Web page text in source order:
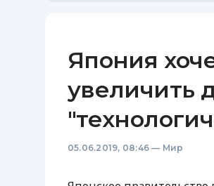
Япония
увеличить
05.06.2019, 08:46 — Мир